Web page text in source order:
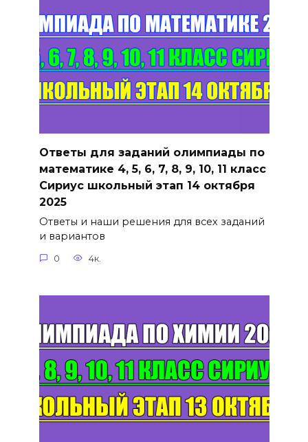
Ответы для заданий олимпиады по
математике 4, 5, 6, 7, 8, 9, 10, 11 класс
Сириус школьный этап 14 октября
2025
Ответы и наши решения для всех заданий
и вариантов
0 4к.